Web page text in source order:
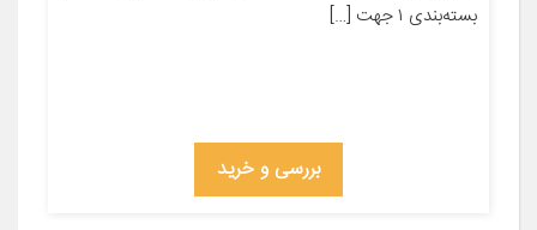
بسته‌بندی ۱ جهت […]
بررسی و خرید